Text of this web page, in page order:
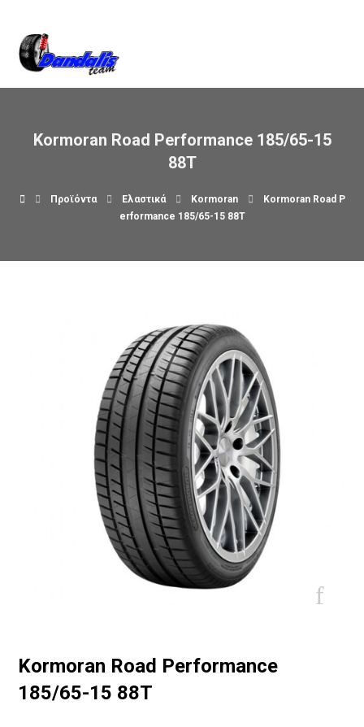
Kormoran Road Performance 185/65-15
88T
Προϊόντα Ελαστικά Kormoran
Kormoran Road P
erformance 185/65-15 88T
Kormoran Road Performance
185/65-15 88T